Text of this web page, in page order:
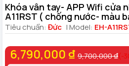
Khóa vân tay- APP Wifi cửa
A11RST ( chống nước- màu
Tiêu chuẩn: Đức | Model: EH-
6,790,000 ₫ 9,700,000 ₫(-